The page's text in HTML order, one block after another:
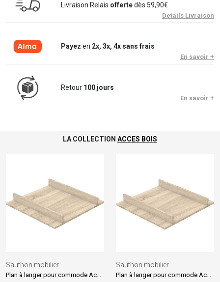
Livraison Relais offertedès 59,90€
Details Livraison
Payez en 2x, 3x, 4x sans frais
En savoir +
Retour 100 jours
En savoir +
LA COLLECTION ACCES BOIS
Sauthon mobilier
Sauthon mobilier